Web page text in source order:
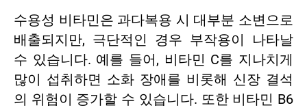
수용성 비타민은 과다복용 시 대부분 소변으로
배출되지만, 극단적인 경우 부작용이 나타날
수 있습니다. 예를 들어, 비타민 C를 지나치게
많이 섭취하면 소화 장애를 비롯해 신장 결석
의 위험이 증가할 수 있습니다. 또한 비타민 B6